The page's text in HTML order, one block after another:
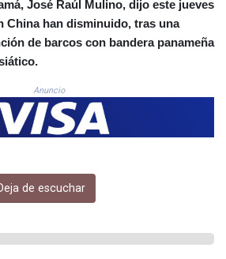
CUP 30.540479
CVE 110.809379
CZK 24.24407
DOP 67.193733
DZD 153.365094
EGP 57.264782
FJD 2.552089
FKP 0.856077
GEL 3.013725
José Raúl Mulino, dijo este jueves
China han disminuido, tras una
de barcos con bandera panameña
Anuncio
de escuchar